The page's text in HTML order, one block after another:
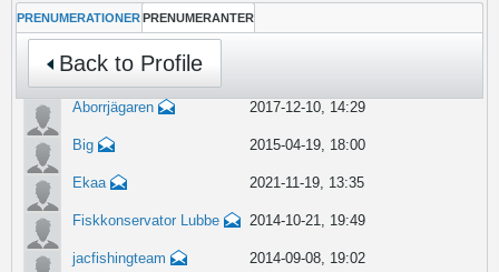
PRENUMERATIONER PRENUMERANTER
Back to Profile
Aborrjägaren 2017-12-10, 14:29
Big 2015-04-19, 18:00
Ekaa 2021-11-19, 13:35
Fiskkonservator Lubbe 2014-10-21, 19:49
jacfishingteam 2014-09-08, 19:02